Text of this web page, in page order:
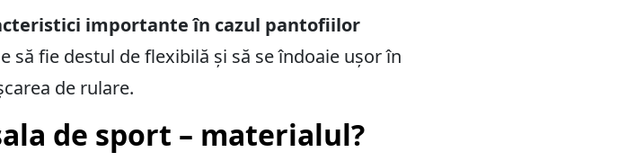
importante în cazul pantofiilor
să fie destul de flexibilă și să se îndoaie ușor în
de rulare.
de sport – materialul?